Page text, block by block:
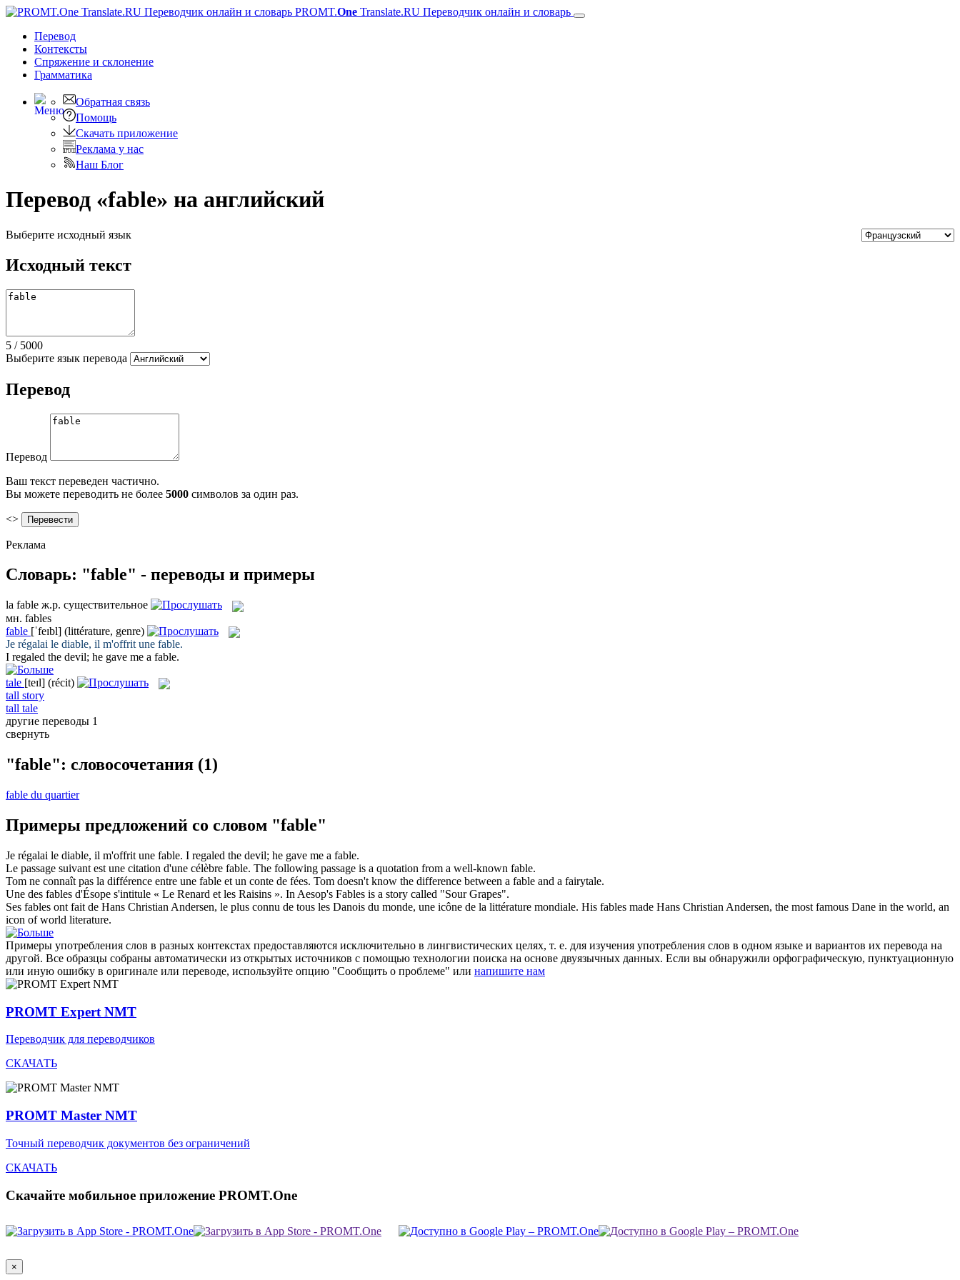
PROMT.One Translate.RU Переводчик онлайн и словарь
Перевод
Контексты
Спряжение и склонение
Грамматика
Обратная связь
Помощь
Скачать приложение
Реклама у нас
Наш Блог
Перевод «fable» на английский
Выберите исходный язык
Исходный текст
5 / 5000
Выберите язык перевода
Перевод
Перевод
Ваш текст переведен частично.
Вы можете переводить не более 5000 символов за один раз.
<>
Реклама
Словарь: "fable" - переводы и примеры
la fable ж.р. существительное
мн. fables
fable [ˈfeɪbl] (littérature, genre)
Je régalai le diable, il m'offrit une fable.
I regaled the devil; he gave me a fable.
tale [teɪl] (récit)
tall story
tall tale
другие переводы 1
свернуть
"fable": словосочетания (1)
fable du quartier
Примеры предложений со словом "fable"
Je régalai le diable, il m'offrit une fable. I regaled the devil; he gave me a fable.
Le passage suivant est une citation d'une célèbre fable. The following passage is a quotation from a well-known fable.
Tom ne connaît pas la différence entre une fable et un conte de fées. Tom doesn't know the difference between a fable and a fairytale.
Une des fables d'Ésope s'intitule « Le Renard et les Raisins ». In Aesop's Fables is a story called "Sour Grapes".
Ses fables ont fait de Hans Christian Andersen, le plus connu de tous les Danois du monde, une icône de la littérature mondiale. His fables made Hans Christian Andersen, the most famous Dane in the world, an
icon of world literature.
Примеры употребления слов в разных контекстах предоставляются исключительно в лингвистических целях, т. е. для изучения употребления слов в одном языке и вариантов их перевода на
другой. Все образцы собраны автоматически из открытых источников с помощью технологии поиска на основе двуязычных данных. Если вы обнаружили орфографическую, пунктуационную
или иную ошибку в оригинале или переводе, используйте опцию "Сообщить о проблеме" или напишите нам
PROMT Expert NMT
Переводчик для переводчиков
СКАЧАТЬ
PROMT Master NMT
Точный переводчик документов без ограничений
СКАЧАТЬ
Скачайте мобильное приложение PROMT.One
×